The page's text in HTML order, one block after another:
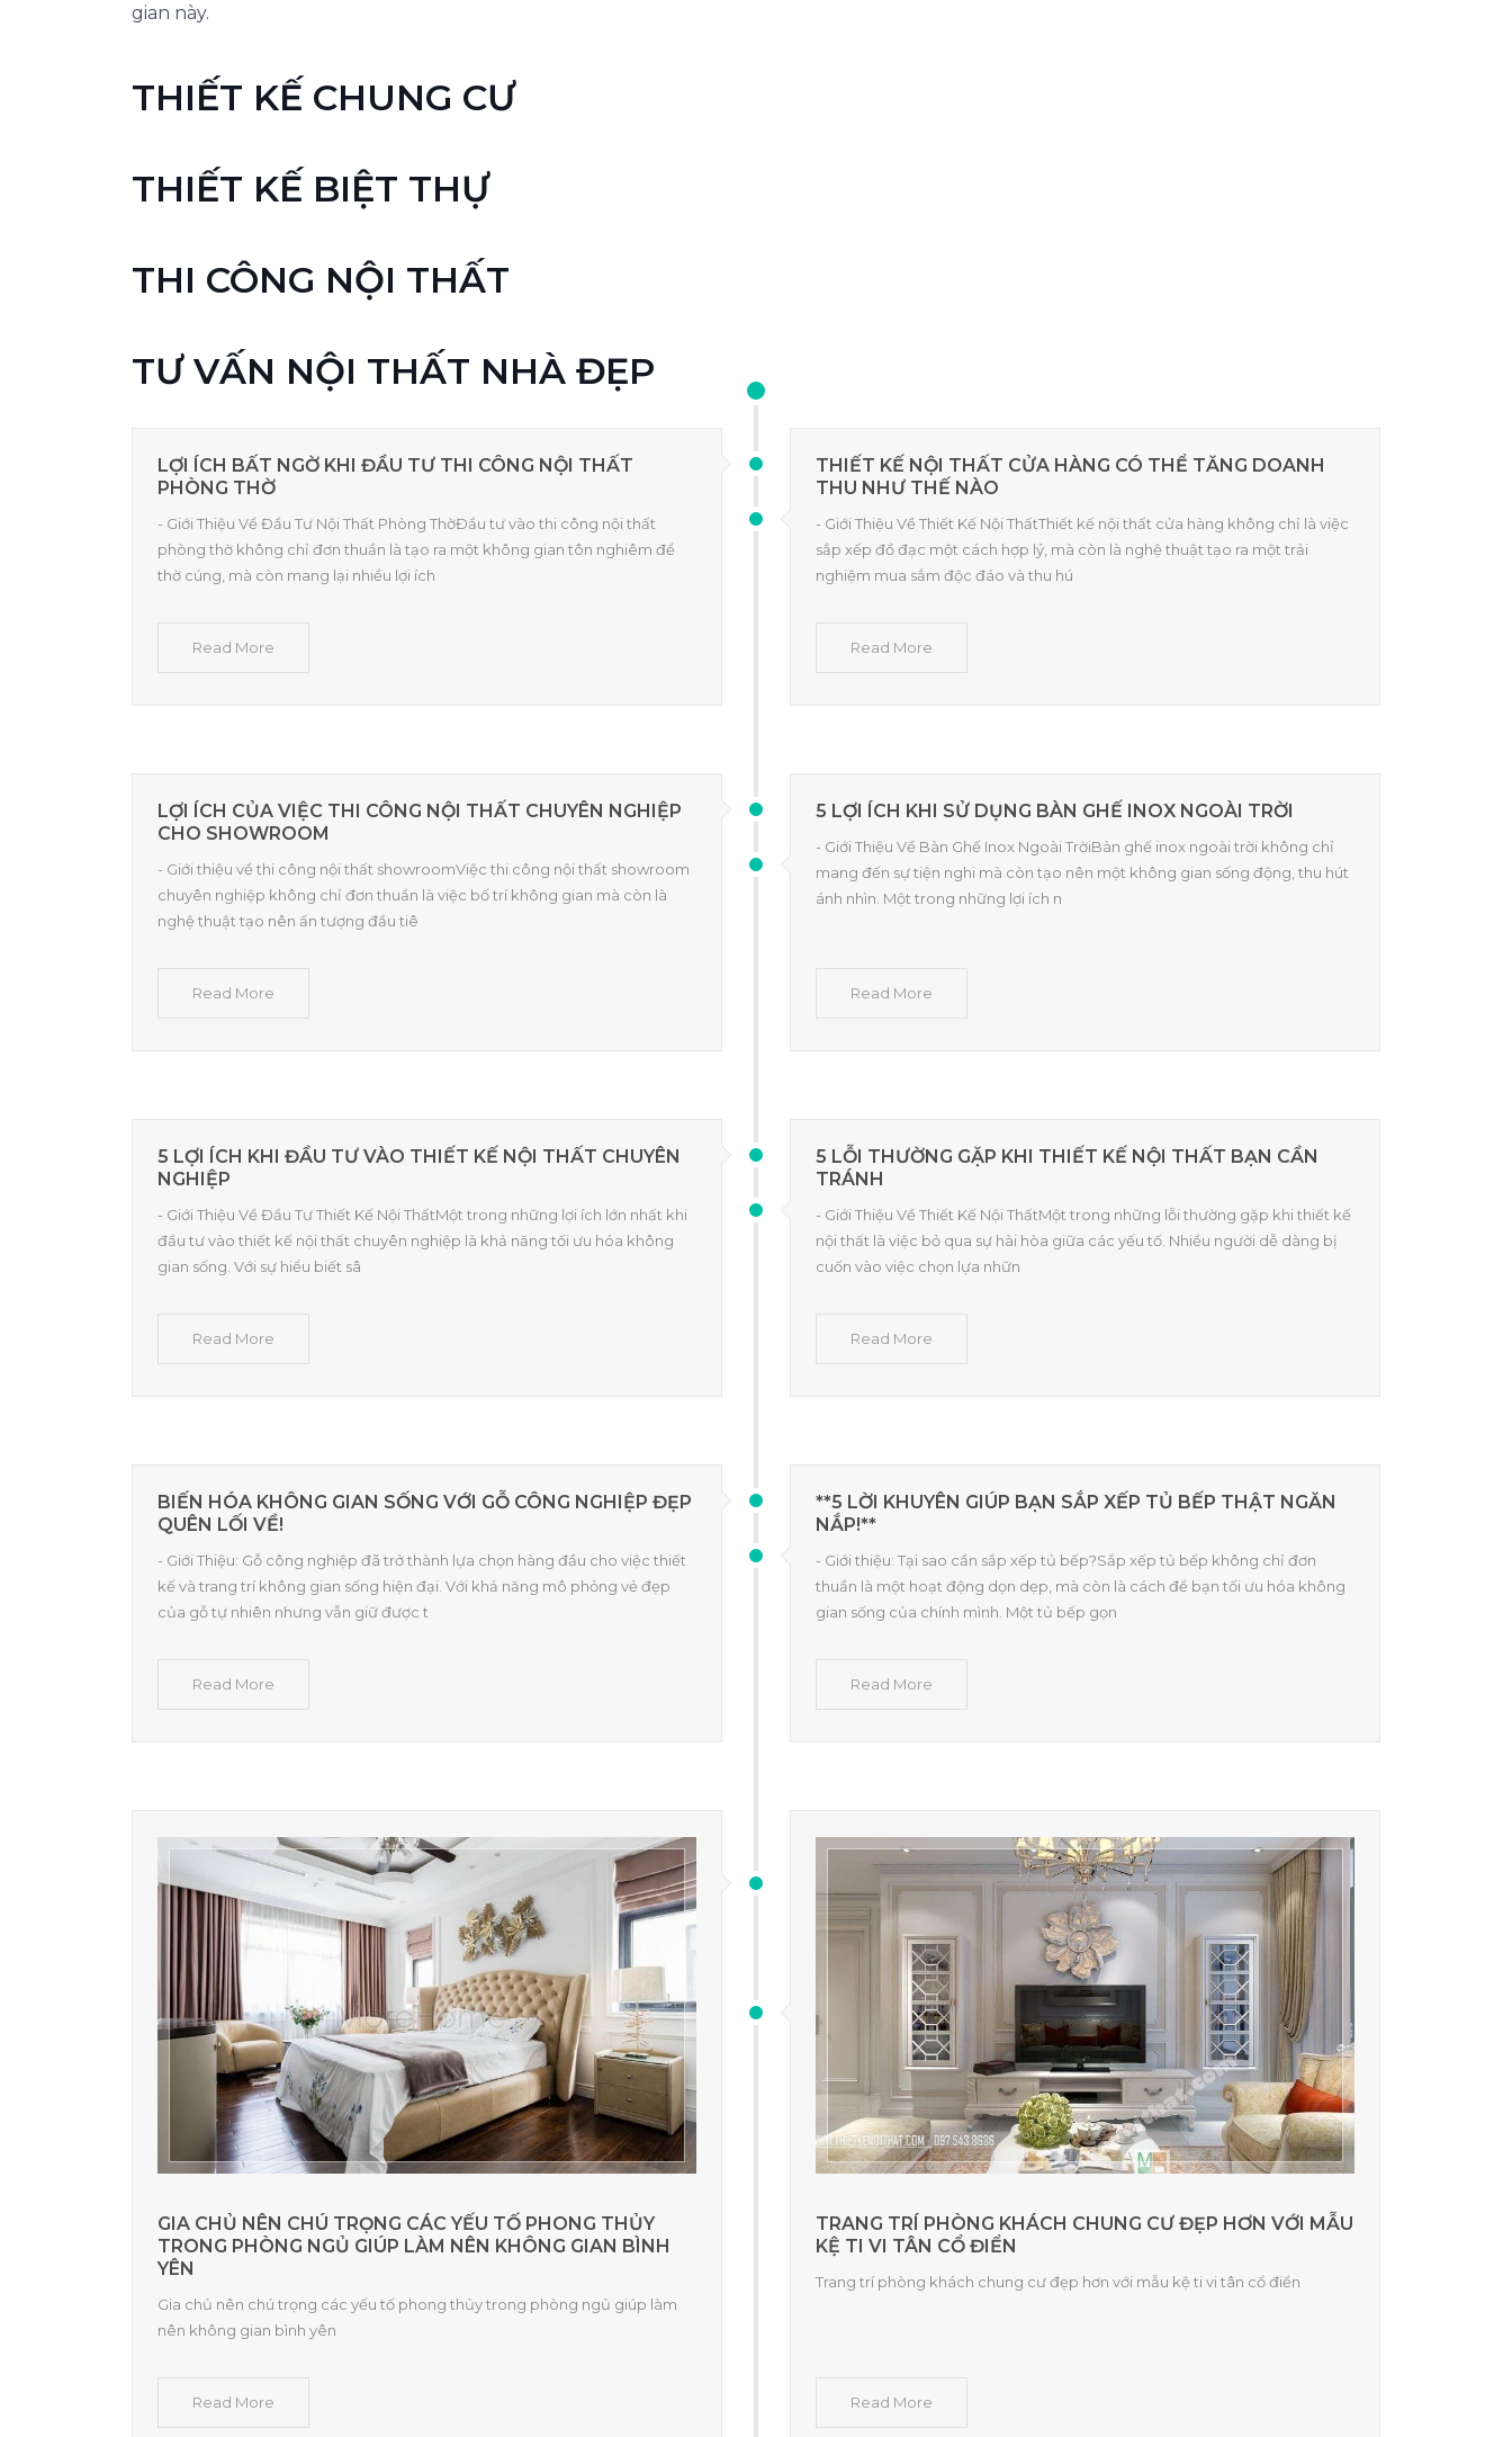
gian này.
THIẾT KẾ CHUNG CƯ
THIẾT KẾ BIỆT THỰ
THI CÔNG NỘI THẤT
TƯ VẤN NỘI THẤT NHÀ ĐẸP
LỢI ÍCH BẤT NGỜ KHI ĐẦU TƯ THI CÔNG NỘI THẤT
PHÒNG THỜ
- Giới Thiệu Về Đầu Tư Nội Thất Phòng ThờĐầu tư vào thi công nội thất
phòng thờ không chỉ đơn thuần là tạo ra một không gian tôn nghiêm để
thờ cúng, mà còn mang lại nhiều lợi ích
Read More
THIẾT KẾ NỘI THẤT CỬA HÀNG CÓ THỂ TĂNG DOANH
THU NHƯ THẾ NÀO
- Giới Thiệu Về Thiết Kế Nội ThấtThiết kế nội thất cửa hàng không chỉ là việc
sắp xếp đồ đạc một cách hợp lý, mà còn là nghệ thuật tạo ra một trải
nghiệm mua sắm độc đáo và thu hú
Read More
LỢI ÍCH CỦA VIỆC THI CÔNG NỘI THẤT CHUYÊN NGHIỆP
CHO SHOWROOM
- Giới thiệu về thi công nội thất showroomViệc thi công nội thất showroom
chuyên nghiệp không chỉ đơn thuần là việc bố trí không gian mà còn là
nghệ thuật tạo nên ấn tượng đầu tiê
Read More
5 LỢI ÍCH KHI SỬ DỤNG BÀN GHẾ INOX NGOÀI TRỜI
- Giới Thiệu Về Bàn Ghế Inox Ngoài TrờiBàn ghế inox ngoài trời không chỉ
mang đến sự tiện nghi mà còn tạo nên một không gian sống động, thu hút
ánh nhìn. Một trong những lợi ích n
Read More
5 LỢI ÍCH KHI ĐẦU TƯ VÀO THIẾT KẾ NỘI THẤT CHUYÊN
NGHIỆP
- Giới Thiệu Về Đầu Tư Thiết Kế Nội ThấtMột trong những lợi ích lớn nhất khi
đầu tư vào thiết kế nội thất chuyên nghiệp là khả năng tối ưu hóa không
gian sống. Với sự hiểu biết sâ
Read More
5 LỖI THƯỜNG GẶP KHI THIẾT KẾ NỘI THẤT BẠN CẦN
TRÁNH
- Giới Thiệu Về Thiết Kế Nội ThấtMột trong những lỗi thường gặp khi thiết kế
nội thất là việc bỏ qua sự hài hòa giữa các yếu tố. Nhiều người dễ dàng bị
cuốn vào việc chọn lựa nhữn
Read More
BIẾN HÓA KHÔNG GIAN SỐNG VỚI GỖ CÔNG NGHIỆP ĐẸP
QUÊN LỐI VỀ!
- Giới Thiệu: Gỗ công nghiệp đã trở thành lựa chọn hàng đầu cho việc thiết
kế và trang trí không gian sống hiện đại. Với khả năng mô phỏng vẻ đẹp
của gỗ tự nhiên nhưng vẫn giữ được t
Read More
**5 LỜI KHUYÊN GIÚP BẠN SẮP XẾP TỦ BẾP THẬT NGĂN
NẮP!**
- Giới thiệu: Tại sao cần sắp xếp tủ bếp?Sắp xếp tủ bếp không chỉ đơn
thuần là một hoạt động dọn dẹp, mà còn là cách để bạn tối ưu hóa không
gian sống của chính mình. Một tủ bếp gọn
Read More
GIA CHỦ NÊN CHÚ TRỌNG CÁC YẾU TỐ PHONG THỦY
TRONG PHÒNG NGỦ GIÚP LÀM NÊN KHÔNG GIAN BÌNH
YÊN
Gia chủ nên chú trọng các yếu tố phong thủy trong phòng ngủ giúp làm
nên không gian bình yên
Read More
TRANG TRÍ PHÒNG KHÁCH CHUNG CƯ ĐẸP HƠN VỚI MẪU
KỆ TI VI TÂN CỔ ĐIỂN
Trang trí phòng khách chung cư đẹp hơn với mẫu kệ ti vi tân cổ điển
Read More